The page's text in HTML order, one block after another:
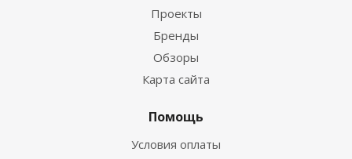
Проекты
Бренды
Обзоры
Карта сайта
Помощь
Условия оплаты